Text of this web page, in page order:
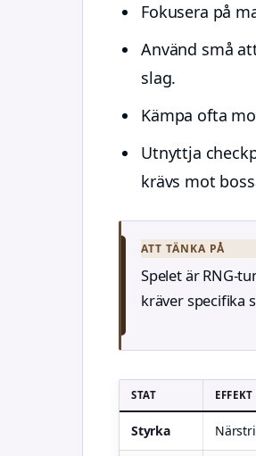
Fokusera på
Använd små
slag.
Kämpa ofta
Utnyttja
krävs mot
ATT TÄNKA PÅ
Spelet är RNG-
kräver specifika
STAT EFFEKT
Styrka